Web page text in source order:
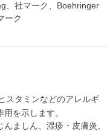
、社マーク、Boehringer
ーク
スタミンなどのアレルギ
を示します。
ましん、湿疹・皮膚炎、